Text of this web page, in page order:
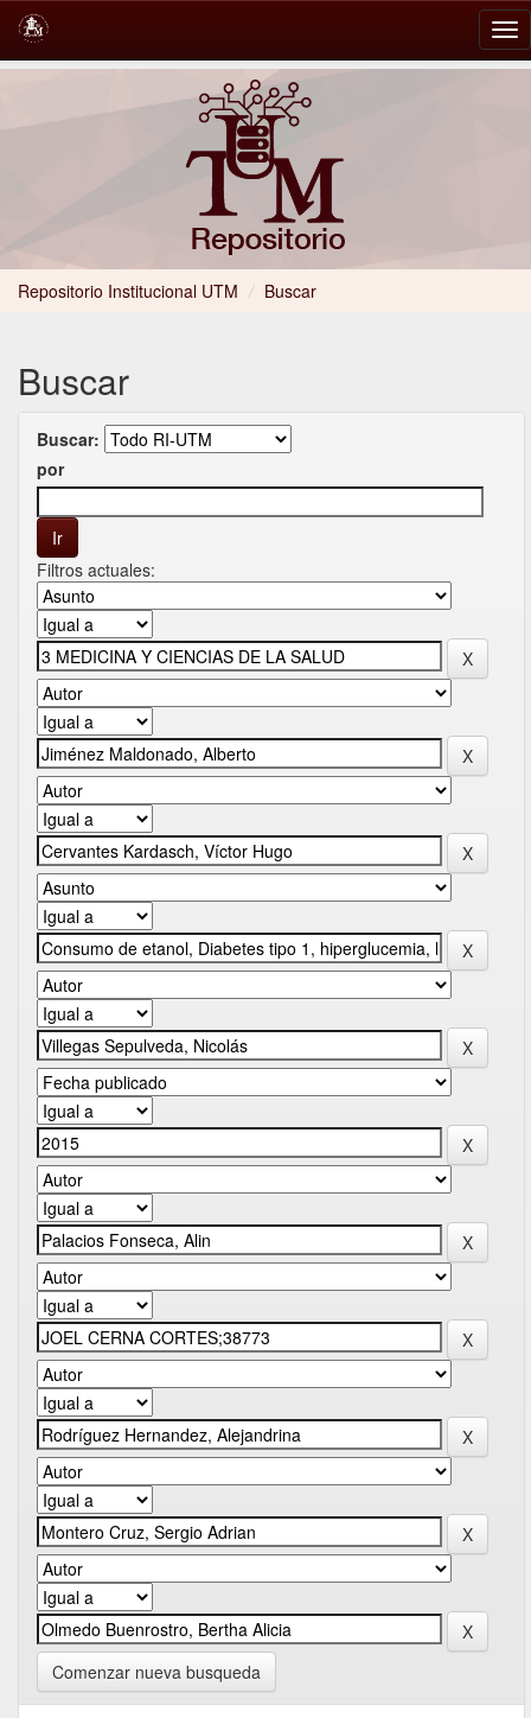
Repositorio Institucional UTM / Buscar
Buscar
Buscar:
por
Filtros actuales:
Comenzar nueva busqueda